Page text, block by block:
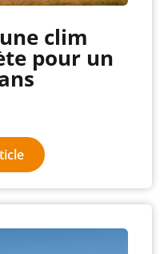
clim
pour un